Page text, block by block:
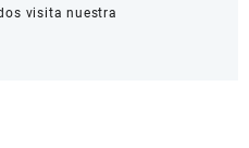
visita nuestra